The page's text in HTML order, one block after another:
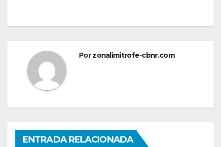
Porzonalimitrofe-cbnr.com
ENTRADA RELACIONADA